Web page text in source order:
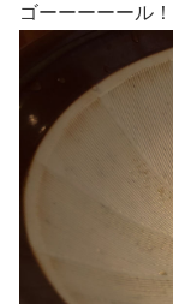
ゴーーーーール